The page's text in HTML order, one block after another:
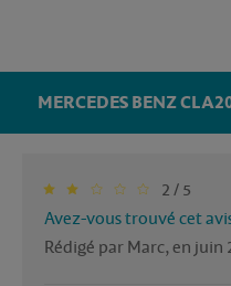
MERCEDES BENZ
2 / 5
Avez-vous trouvé cet
Rédigé par Marc, en juin